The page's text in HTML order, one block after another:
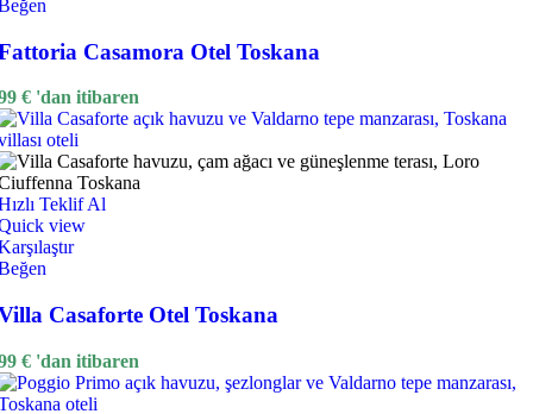
Casamora Otel Toskana
€ 'dan itibaren
Teklif Al
view
Casaforte Otel Toskana
€ 'dan itibaren